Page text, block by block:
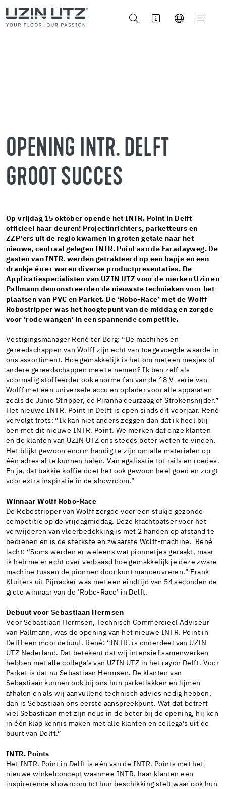
OPENING INTR. DELFT
GROOT SUCCES
Op vrijdag 15 oktober opende het INTR. Point in Delft
officieel haar deuren! Projectinrichters, parketteurs en
ZZP'ers uit de regio kwamen in groten getale naar het
nieuwe, centraal gelegen INTR. Point aan de Faradayweg. De
gasten van INTR. werden getrakteerd op een hapje en een
drankje én er waren diverse productpresentaties. De
Applicatiespecialisten van UZIN UTZ voor de merken Uzin en
Pallmann demonstreerden de nieuwste technieken voor het
plaatsen van PVC en Parket. De ‘Robo-Race’ met de Wolff
Robostripper was het hoogtepunt van de middag en zorgde
voor ‘rode wangen’ in een spannende competitie.
Vestigingsmanager René ter Borg: “De machines en
gereedschappen van Wolff zijn echt van toegevoegde waarde in
ons assortiment. Hoe gemakkelijk is het om meteen mesjes of
andere gereedschappen mee te nemen? Ik ben zelf als
voormalig stoffeerder ook enorme fan van de 18 V-serie van
Wolff met één universele accu en oplader voor alle apparaten
zoals de Junio Stripper, de Piranha deurzaag of Strokensnijder.”
Het nieuwe INTR. Point in Delft is open sinds dit voorjaar. René
vervolgt trots: “Ik kan niet anders zeggen dan dat ik heel blij
ben met dit nieuwe INTR. Point. We merken dat onze klanten
en de klanten van UZIN UTZ ons steeds beter weten te vinden.
Het blijkt gewoon enorm handig te zijn om alle materialen op
één adres af te kunnen halen. Van egalisatie tot rails en roedes.
En ja, dat bakkie koffie doet het ook gewoon heel goed en zorgt
voor extra inspiratie in de showroom.”
Winnaar Wolff Robo-Race
De Robostripper van Wolff zorgde voor een stukje gezonde
competitie op de vrijdagmiddag. Deze krachtpatser voor het
verwijderen van vloerbedekking is met 2 handen op afstand te
bedienen en is de sterkste en zwaarste Wolff-machine. René
lacht: “Soms werden er weleens wat pionnetjes geraakt, maar
ik heb me er echt over verbaasd hoe gemakkelijk je deze zware
machine tussen de pionnen door kunt manoeuvreren.” Frank
Kluiters uit Pijnacker was met een eindtijd van 54 seconden de
grote winnaar van de ‘Robo-Race’ in Delft.
Debuut voor Sebastiaan Hermsen
Voor Sebastiaan Hermsen, Technisch Commercieel Adviseur
van Pallmann, was de opening van het nieuwe INTR. Point in
Delft een mooi debuut. René: “INTR. is onderdeel van UZIN
UTZ Nederland. Dat betekent dat wij intensief samenwerken
hebben met alle collega’s van UZIN UTZ in het rayon Delft. Voor
Parket is dat nu Sebastiaan Hermsen. De klanten van
Sebastiaan kunnen ook bij ons hun parketlakken en lijmen
afhalen en als wij aanvullend technisch advies nodig hebben,
dan is Sebastiaan ons eerste aanspreekpunt. Wat dat betreft
viel Sebastiaan met zijn neus in de boter bij de opening, hij kon
in één klap kennis maken met alle klanten en collega’s uit de
buurt van Delft.”
INTR. Points
Het INTR. Point in Delft is één van de INTR. Points met het
nieuwe winkelconcept waarmee INTR. haar klanten een
inspirerende showroom tot hun beschikking stelt waar ook hun